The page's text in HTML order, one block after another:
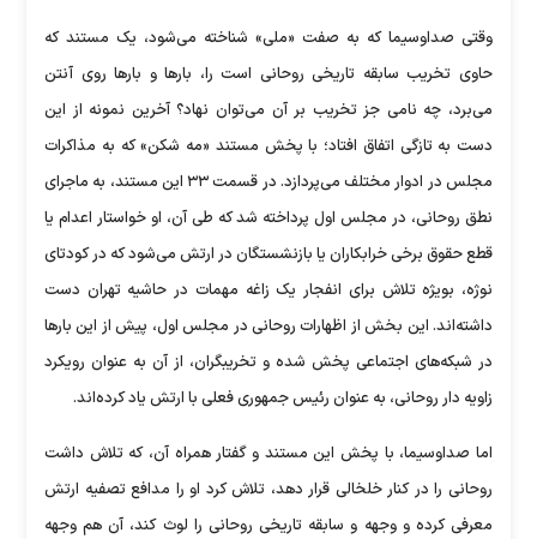
وقتی صداوسیما که به صفت «ملی» شناخته می‌شود، یک مستند که
حاوی تخریب سابقه تاریخی روحانی است را، بارها و بارها روی آنتن
می‌برد، چه نامی جز تخریب بر آن می‌توان نهاد؟ آخرین نمونه از این
دست به تازگی اتفاق افتاد؛ با پخش مستند «مه شکن» که به مذاکرات
مجلس در ادوار مختلف می‌پردازد. در قسمت ۳۳ این مستند، به ماجرای
نطق روحانی، در مجلس اول پرداخته شد که طی آن، او خواستار اعدام یا
قطع حقوق برخی خرابکاران یا بازنشستگان در ارتش می‌شود که در کودتای
نوژه، بویژه تلاش برای انفجار یک زاغه مهمات در حاشیه تهران دست
داشته‌اند. این بخش از اظهارات روحانی در مجلس اول، پیش از این بارها
در شبکه‌های اجتماعی پخش شده و تخریبگران، از آن به عنوان رویکرد
زاویه دار روحانی، به عنوان رئیس جمهوری فعلی با ارتش یاد کرده‌اند.
اما صداوسیما، با پخش این مستند و گفتار همراه آن، که تلاش داشت
روحانی را در کنار خلخالی قرار دهد، تلاش کرد او را مدافع تصفیه ارتش
معرفی کرده و وجهه و سابقه تاریخی روحانی را لوث کند، آن هم وجهه